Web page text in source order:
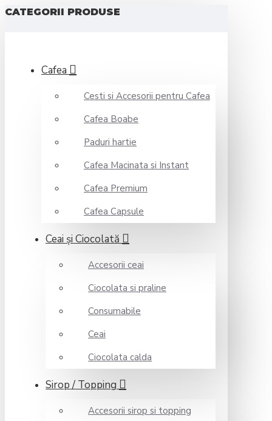
CATEGORII PRODUSE
Cafea
Cesti si Accesorii pentru Cafea
Cafea Boabe
Paduri hartie
Cafea Macinata si Instant
Cafea Premium
Cafea Capsule
Ceai şi Ciocolată
Accesorii ceai
Ciocolata si praline
Consumabile
Ceai
Ciocolata calda
Sirop / Topping
Accesorii sirop si topping